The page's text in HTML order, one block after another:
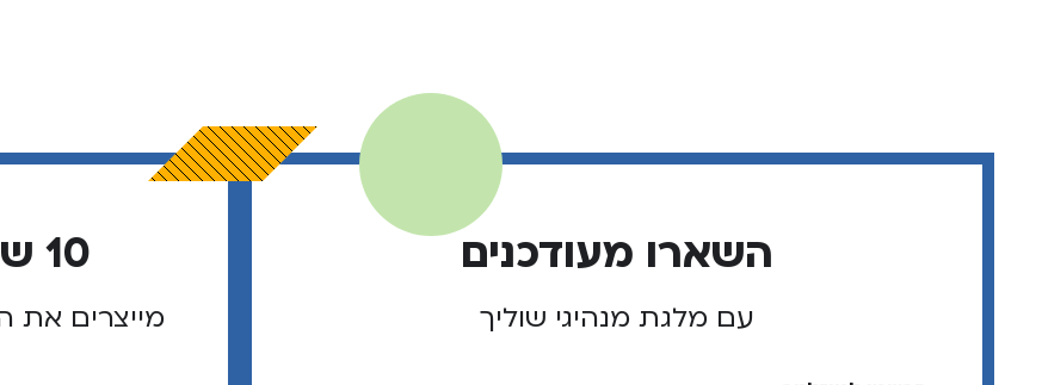
השארו מעודכנים
עם מלגת מנהיגי שוליך
10 שנים של מנהיגי שוליך
מייצרים את